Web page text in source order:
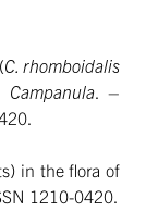
C. rhomboidalis
Campanula . –
in the flora of
1210-0420.